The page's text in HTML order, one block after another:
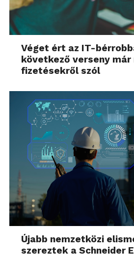
Véget ért az IT-
következő verseny már
fizetésekről szól
Újabb nemzetközi
szereztek a Schneider